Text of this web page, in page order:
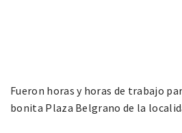
Fueron horas y horas de trabajo
bonita Plaza Belgrano de la